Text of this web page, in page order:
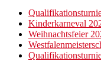
Kinderkarneval
Weihnachtsfeier